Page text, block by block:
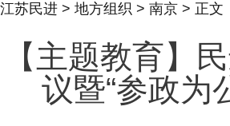
江苏民进 > 地方组织 > 南京 > 正文
【主题教育】
议暨“参政为